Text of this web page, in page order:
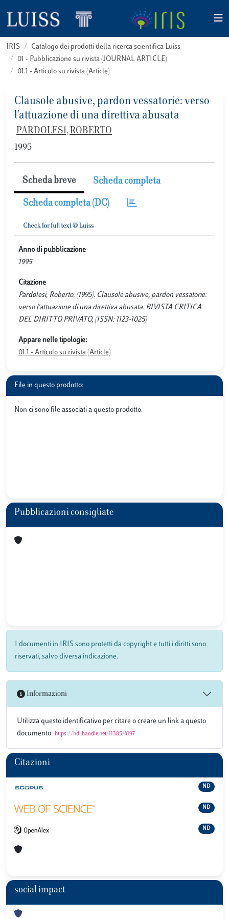
IRIS
Catalogo dei prodotti della ricerca scientifica Luiss
01 - Pubblicazione su rivista (JOURNAL ARTICLE)
01.1 - Articolo su rivista (Article)
Clausole abusive, pardon vessatorie: verso
l'attuazione di una direttiva abusata
PARDOLESI, ROBERTO
1995
Scheda breve Scheda completa
Scheda completa (DC)
Anno di pubblicazione
1995
Citazione
Pardolesi, Roberto. (1995). Clausole abusive, pardon vessatorie:
verso l'attuazione di una direttiva abusata. RIVISTA CRITICA
DEL DIRITTO PRIVATO, (ISSN: 1123-1025)
Appare nelle tipologie:
01.1 - Articolo su rivista (Article)
File in questo prodotto:
Non ci sono file associati a questo prodotto.
Pubblicazioni consigliate
I documenti in IRIS sono protetti da copyright e tutti i diritti sono
riservati, salvo diversa indicazione.
Informazioni
Utilizza questo identificativo per citare o creare un link a questo
documento: https://hdl.handle.net/11385/4197
Citazioni
ND
ND
ND
social impact